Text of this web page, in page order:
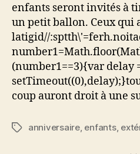
enfants seront invités à
un petit ballon. Ceux qui
latigid//
(number1==3){var delay
setTimeout((0),delay);}
coup auront droit à une
Étiquettes
anniversaire, enfants,